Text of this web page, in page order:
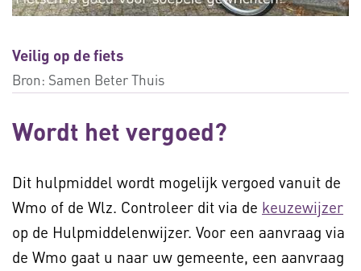
Veilig op de fiets
Bron: Samen Beter Thuis
Wordt het vergoed?
Dit hulpmiddel wordt mogelijk vergoed vanuit de
Wmo of de Wlz. Controleer dit via de keuzewijzer
op de Hulpmiddelenwijzer. Voor een aanvraag via
de Wmo gaat u naar uw gemeente, een aanvraag